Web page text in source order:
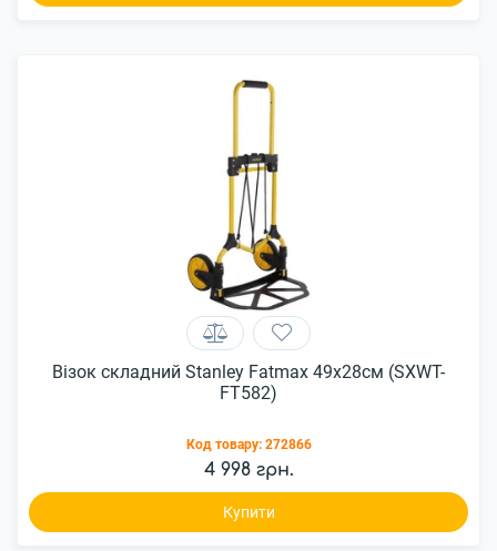
Візок складний Stanley Fatmax 49x28см (SXWT-
FT582)
Код товару: 272866
4 998 грн.
Купити